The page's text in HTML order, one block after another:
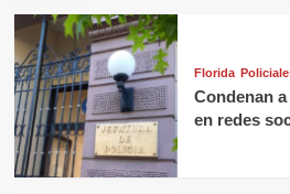
Florida
Condenan
en redes